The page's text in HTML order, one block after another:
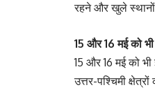
रहने और खुले
15 और 16 मई को भी
15 और 16 मई को
उत्तर-पश्चिमी